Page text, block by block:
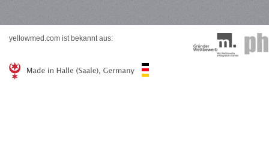
yellowmed.com ist bekannt aus: